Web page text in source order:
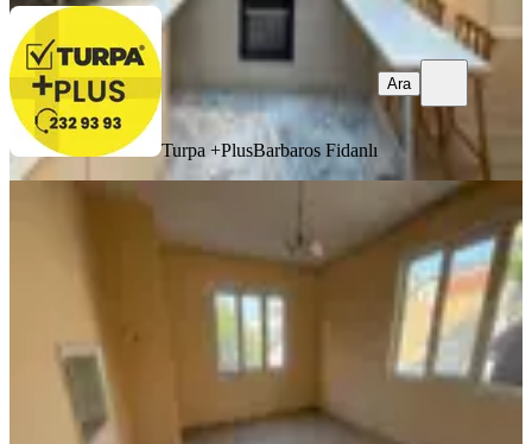
Turpa +PlusBarbaros Fidanlı
Ara
Levent Konakta My House Emlaktan
Kaçırılmayacak Fırsat
Konak, 26 Ağustos Mahallesi
·3. Kat 06.08.2026
1.940.000 ₺